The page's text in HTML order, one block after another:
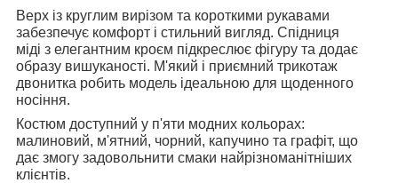
Верх із круглим вирізом та короткими рукавами
забезпечує комфорт і стильний вигляд. Спідниця
міді з елегантним кроєм підкреслює фігуру та додає
образу вишуканості. М'який і приємний трикотаж
двонитка робить модель ідеальною для щоденного
носіння.
Костюм доступний у п'яти модних кольорах:
малиновий, м'ятний, чорний, капучино та графіт, що
дає змогу задовольнити смаки найрізноманітніших
клієнтів.